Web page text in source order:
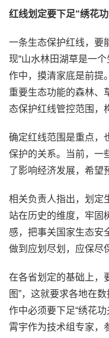
红线划定要下足“绣花
一条生态保护红线，要
现“山水林田湖草是一
作中，摸清家底是前提
重要生态功能的森林、
态保护红线管控范围，
确定红线范围是重点，
保护的关系。当前，一
了影响经济发展，希望
相关负责人指出，划定
站在历史的维度，牢固
感，把事关国家生态安
做到应划尽划，应保尽
在各省划定的基础上，
图”，这就要求各地在
作中必须要下足“绣花
霄宇作为技术组专家，